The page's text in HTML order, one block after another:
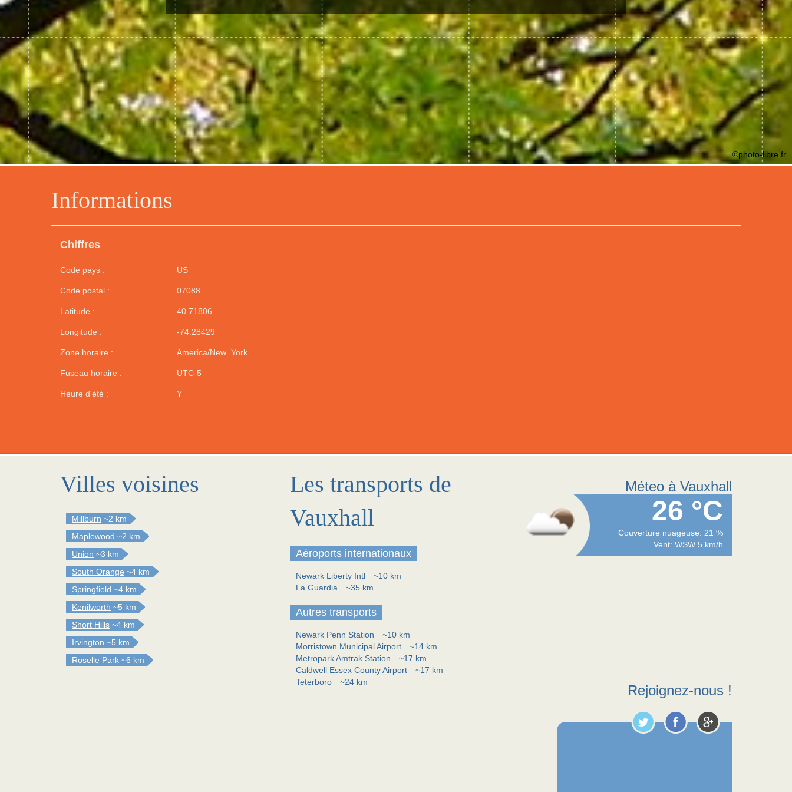
Informations
Chiffres
Code pays : US
Code postal : 07088
Latitude : 40.71806
Longitude : -74.28429
Zone horaire : America/New_York
Fuseau horaire : UTC-5
Heure d'été : Y
©photo-libre.fr
Villes voisines
Millburn ~2 km
Maplewood ~2 km
Union ~3 km
South Orange ~4 km
Springfield ~4 km
Kenilworth ~5 km
Short Hills ~4 km
Irvington ~5 km
Roselle Park ~6 km
Les transports de
Vauxhall
Aéroports internationaux
Newark Liberty Intl
~10 km
La Guardia
~35 km
Autres transports
Newark Penn Station
~10 km
Morristown Municipal Airport
~14 km
Metropark Amtrak Station
~17 km
Caldwell Essex County Airport
~17 km
Teterboro
~24 km
Méteo à Vauxhall
26 °C
Couverture nuageuse: 21 %
Vent: WSW 5 km/h
Rejoignez-nous !